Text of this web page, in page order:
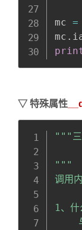
mc =
mc .
▽特殊属性
"""三
"""
调用
1、